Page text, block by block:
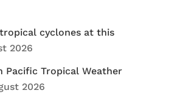
cyclones at this
2026
Pacific Tropical Weather
2026